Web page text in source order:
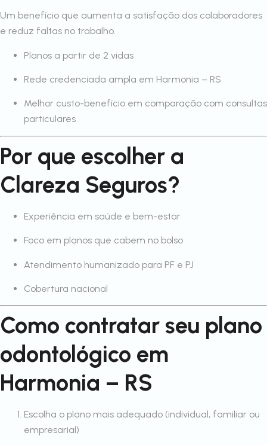
Um benefício que aumenta a satisfação dos colaboradores
e reduz faltas no trabalho.
Planos a partir de 2 vidas
Rede credenciada ampla em Harmonia – RS
Melhor custo-benefício em comparação com consultas
particulares
Por que escolher a
Clareza Seguros?
Experiência em saúde e bem-estar
Foco em planos que cabem no bolso
Atendimento humanizado para PF e PJ
Cobertura nacional
Como contratar seu plano
odontológico em
Harmonia – RS
Escolha o plano mais adequado (individual, familiar ou
empresarial)